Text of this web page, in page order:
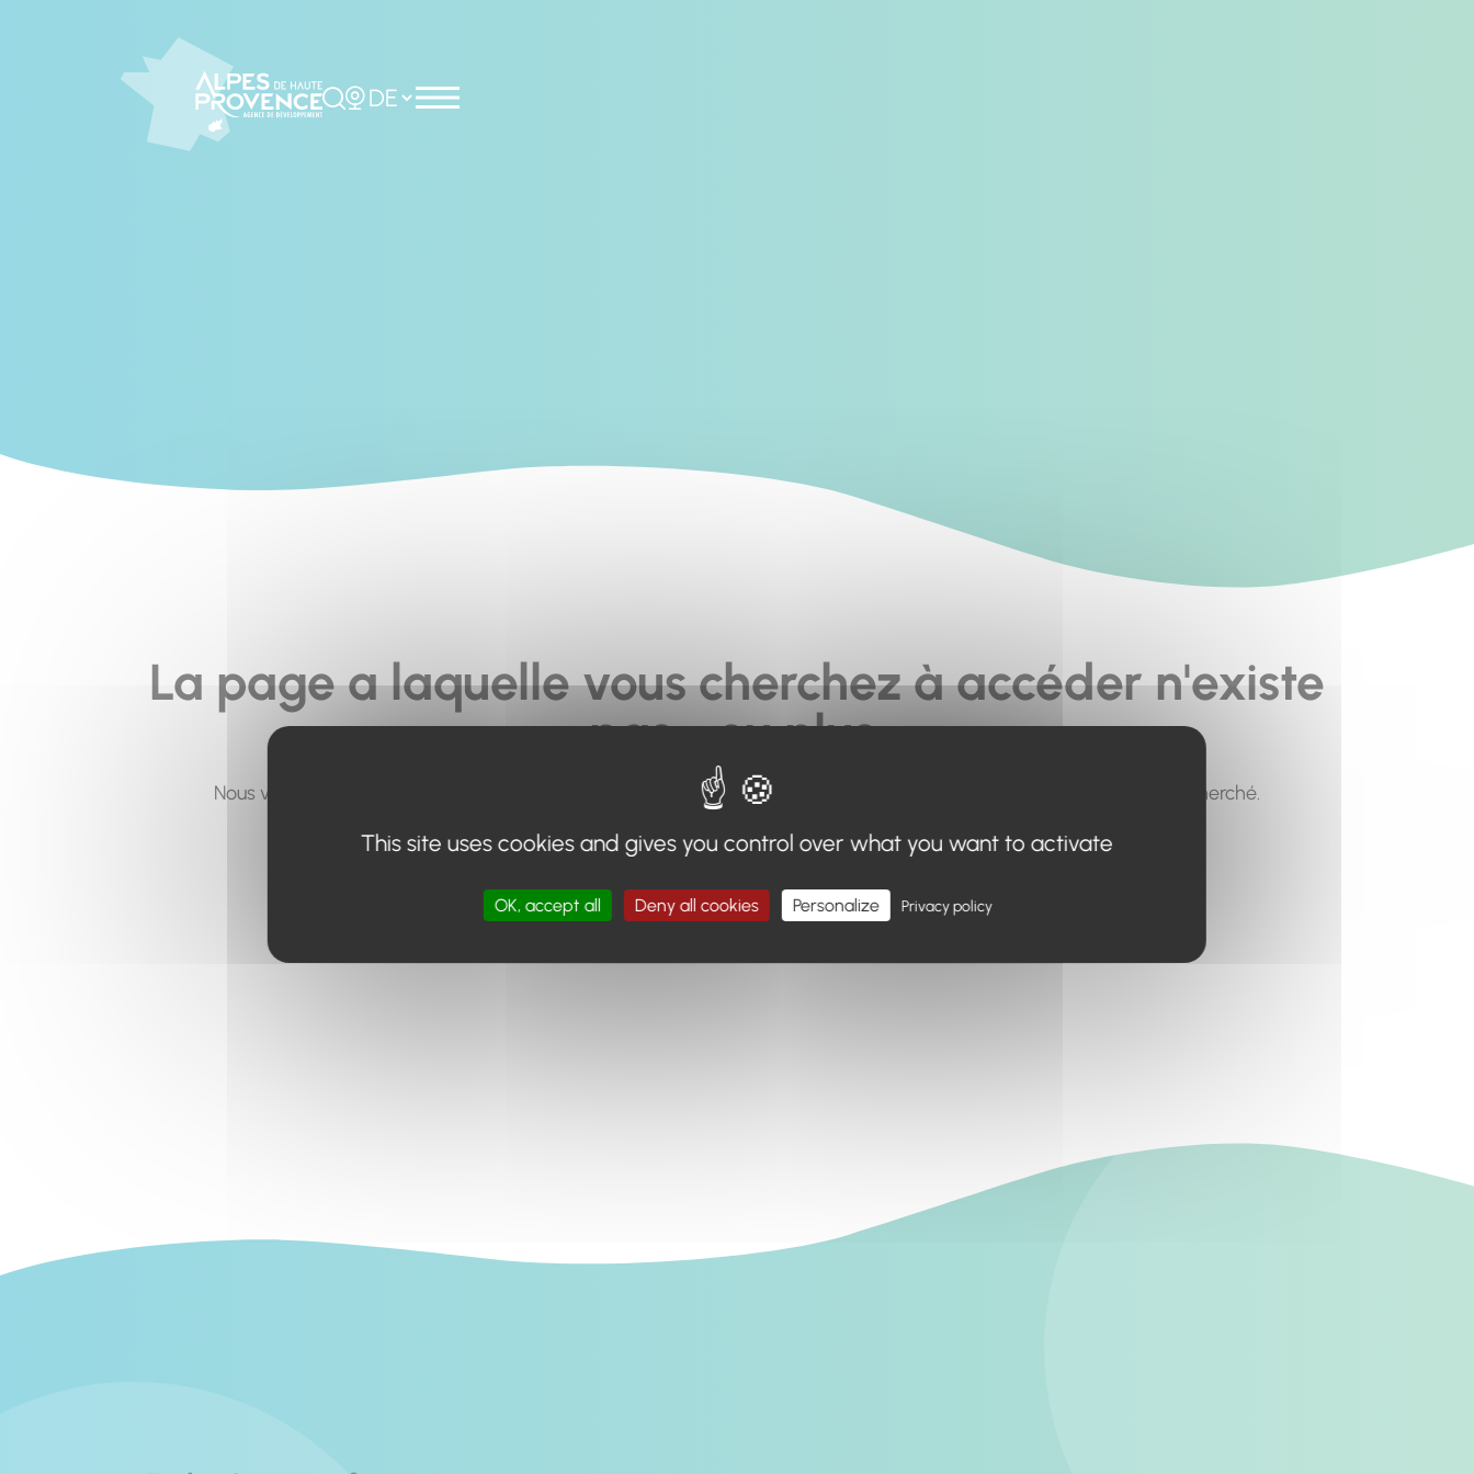
Rechercher
Choisir la langue
La page a laquelle vous cherchez à accéder n'existe
pas... ou plus.
Nous vous invitons à utiliser le moteur de recherche en haut de page, ou à utiliser le menu pour trouver le contenu recherché.
Retour à l'accueil
This site uses cookies and gives you control over what you want to activate
OK, accept all Deny all cookies Personalize Privacy policy